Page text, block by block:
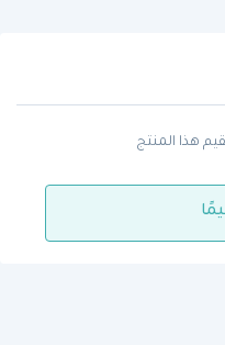
هذا المنتج